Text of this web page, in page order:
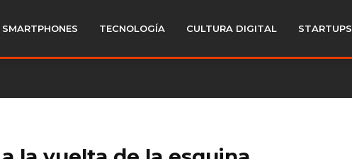
SMARTPHONES TECNOLOGÍA CULTURA DIGITAL STARTUPS